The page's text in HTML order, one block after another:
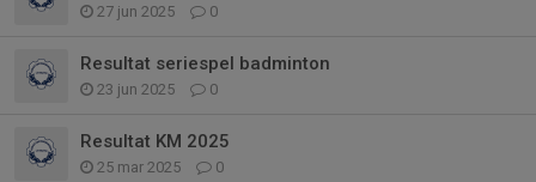
27 jun 2025 0
Resultat seriespel badminton
23 jun 2025 0
Resultat KM 2025
25 mar 2025 0